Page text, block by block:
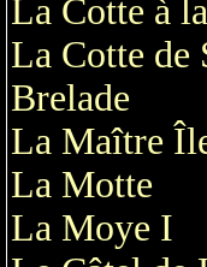
La Cotte à
La Cotte de
Brelade
La Maître
La Motte
La Moye I